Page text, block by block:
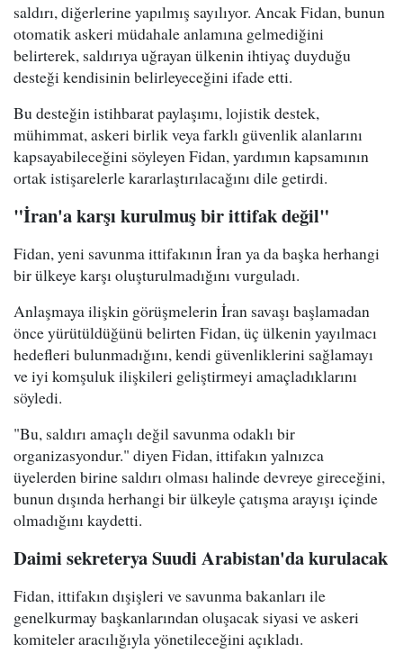
saldırı, diğerlerine yapılmış sayılıyor. Ancak Fidan, bunun
otomatik askeri müdahale anlamına gelmediğini
belirterek, saldırıya uğrayan ülkenin ihtiyaç duyduğu
desteği kendisinin belirleyeceğini ifade etti.
Bu desteğin istihbarat paylaşımı, lojistik destek,
mühimmat, askeri birlik veya farklı güvenlik alanlarını
kapsayabileceğini söyleyen Fidan, yardımın kapsamının
ortak istişarelerle kararlaştırılacağını dile getirdi.
"İran'a karşı kurulmuş bir ittifak değil"
Fidan, yeni savunma ittifakının İran ya da başka herhangi
bir ülkeye karşı oluşturulmadığını vurguladı.
Anlaşmaya ilişkin görüşmelerin İran savaşı başlamadan
önce yürütüldüğünü belirten Fidan, üç ülkenin yayılmacı
hedefleri bulunmadığını, kendi güvenliklerini sağlamayı
ve iyi komşuluk ilişkileri geliştirmeyi amaçladıklarını
söyledi.
"Bu, saldırı amaçlı değil savunma odaklı bir
organizasyondur." diyen Fidan, ittifakın yalnızca
üyelerden birine saldırı olması halinde devreye gireceğini,
bunun dışında herhangi bir ülkeyle çatışma arayışı içinde
olmadığını kaydetti.
Daimi sekreterya Suudi Arabistan'da kurulacak
Fidan, ittifakın dışişleri ve savunma bakanları ile
genelkurmay başkanlarından oluşacak siyasi ve askeri
komiteler aracılığıyla yönetileceğini açıkladı.